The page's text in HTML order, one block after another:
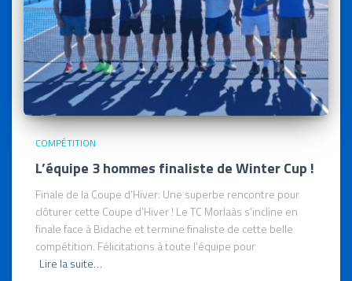
COMPÉTITION
L’équipe 3 hommes finaliste de Winter Cup !
Finale de la Coupe d’Hiver: Une superbe rencontre pour
clôturer cette Coupe d’Hiver ! Le TC Morlaàs s’incline en
finale face à Bidache et termine finaliste de cette belle
compétition. Félicitations à toute l’équipe pour
Lire la suite…